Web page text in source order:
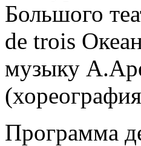
Большого
de trois
музыку
Программа